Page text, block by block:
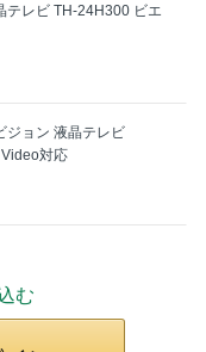
テレビ TH-24H300 ビエ
ジョン 液晶テレビ
対応
む